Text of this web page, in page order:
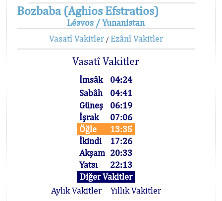
Bozbaba (Aghios Efstratios)
Lésvos / Yunanistan
Vasatî Vakitler/ Ezânî Vakitler
Vasatî Vakitler
İmsâk
04:24
Sabâh
04:41
Güneş
06:19
İşrak
07:06
Öğle
13:35
İkindi
17:26
Akşam 20:33
Yatsı
22:13
Diğer Vakitler
Aylık Vakitler
Yıllık Vakitler